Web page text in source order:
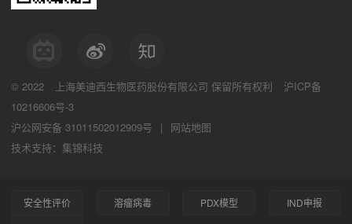
© 2022 上海美迪西生物医药股份有限公司 保留所有权利
沪ICP备
10216606号-3
沪公网安备 31011502012909号
|
网站地图
技术支持：集锦科技
安全性评价 溶瘤病毒 PDX模型
IND申报